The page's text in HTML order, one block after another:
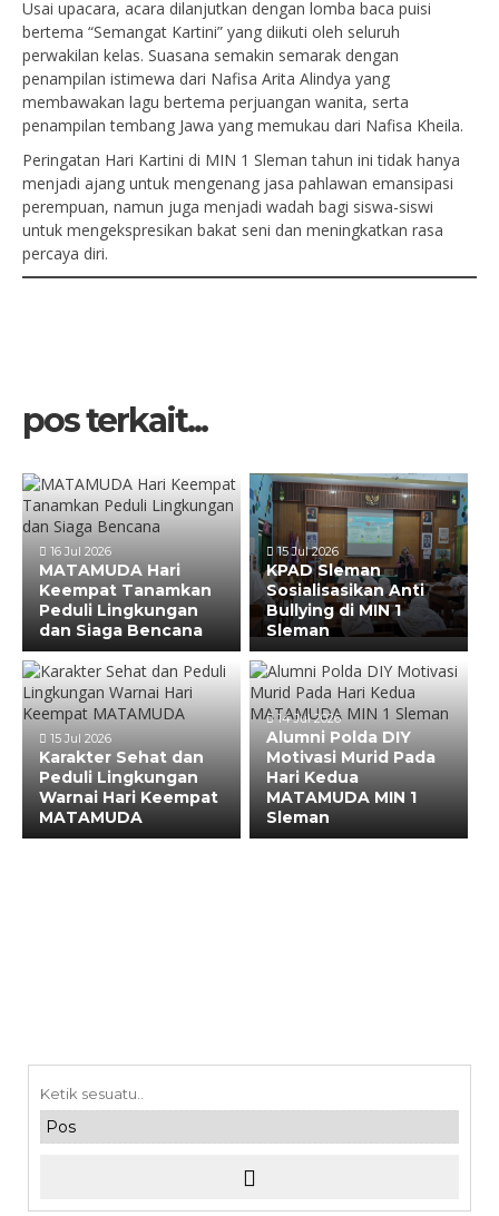
Usai upacara, acara dilanjutkan dengan lomba baca puisi
bertema “Semangat Kartini” yang diikuti oleh seluruh
perwakilan kelas. Suasana semakin semarak dengan
penampilan istimewa dari Nafisa Arita Alindya yang
membawakan lagu bertema perjuangan wanita, serta
penampilan tembang Jawa yang memukau dari Nafisa Kheila.
Peringatan Hari Kartini di MIN 1 Sleman tahun ini tidak hanya
menjadi ajang untuk mengenang jasa pahlawan emansipasi
perempuan, namun juga menjadi wadah bagi siswa-siswi
untuk mengekspresikan bakat seni dan meningkatkan rasa
percaya diri.
pos terkait...
16 Jul 2026
MATAMUDA Hari
Keempat Tanamkan
Peduli Lingkungan
dan Siaga Bencana
15 Jul 2026
KPAD Sleman
Sosialisasikan Anti
Bullying di MIN 1
Sleman
15 Jul 2026
Karakter Sehat dan
Peduli Lingkungan
Warnai Hari Keempat
MATAMUDA
14 Jul 2026
Alumni Polda DIY
Motivasi Murid Pada
Hari Kedua
MATAMUDA MIN 1
Sleman